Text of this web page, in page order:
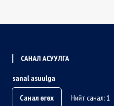
САНАЛ АСУУЛГА
sanal asuulga
Санал өгөх
Нийт санал: 1